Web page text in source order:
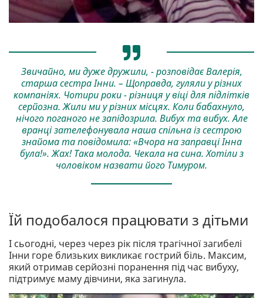
Звичайно, ми дуже дружили, - розповідає Валерія,
старша сестра Інни. – Щоправда, гуляли у різних
компаніях. Чотири роки - різниця у віці для підлітків
серйозна. Жили ми у різних місцях. Коли бабахнуло,
нічого поганого не запідозрила. Вибух та вибух. Але
вранці зателефонувала наша спільна із сестрою
знайома та повідомила: «Вчора на заправці Інна
була!». Жах! Така молода. Чекала на сина. Хотіли з
чоловіком назвати його Тимуром.
Їй подобалося працювати з дітьми
І сьогодні, через через рік після трагічної загибелі
Інни горе близьких викликає гострий біль. Максим,
який отримав серйозні поранення під час вибуху,
підтримує маму дівчини, яка загинула.